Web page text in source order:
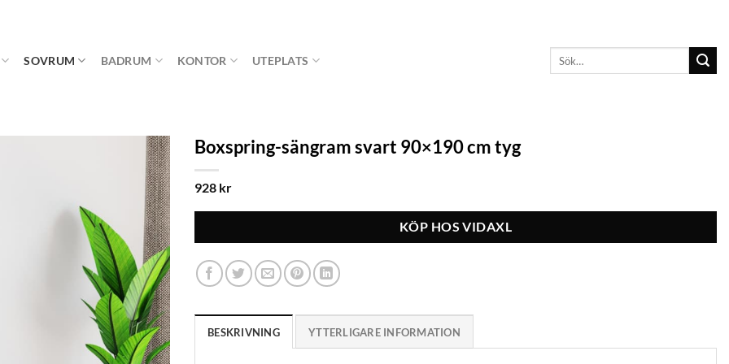
SOVRUM BADRUM KONTOR UTEPLATS
Boxspring-sängram svart 90×190 cm tyg
928 kr
KÖP HOS VIDAXL
BESKRIVNING YTTERLIGARE INFORMATION